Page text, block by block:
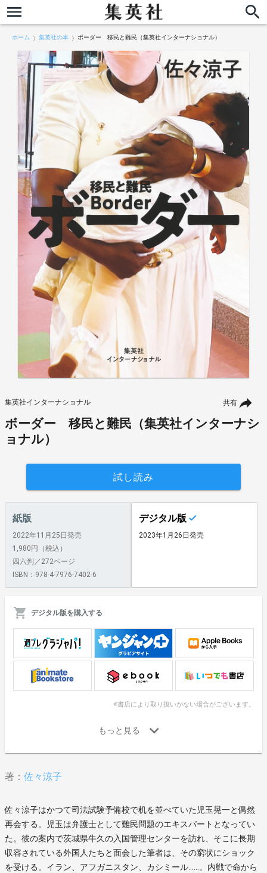
ホーム 集英社の本 ボーダー 移民と難民（集英社インターナショナル）
共有
集英社インターナショナル
ボーダー 移民と難民（集英社インターナシ
ョナル）
試し読み
紙版
2022年11月25日発売
1,980円（税込）
四六判／272ページ
ISBN：978-4-7976-7402-6
デジタル版
2023年1月26日発売
デジタル版を購入する
※書店により取り扱いがない場合がございます。
著： 佐々涼子
佐々涼子はかつて司法試験予備校で机を並べていた児玉晃一と偶然
再会する。児玉は弁護士として難民問題のエキスパートとなってい
た。彼の案内で茨城県牛久の入国管理センターを訪れ、そこに長期
収容されている外国人たちと面会した筆者は、その窮状にショック
を受ける。イラン、アフガニスタン、カシミール……。内戦で命から